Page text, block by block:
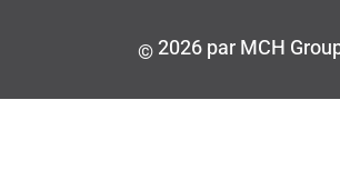
©2026 par MCH